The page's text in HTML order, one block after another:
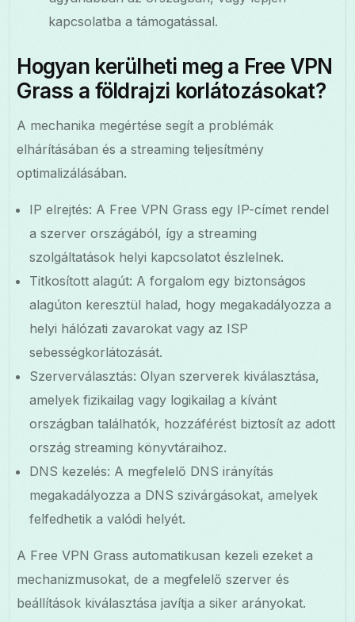
kapcsolatba a támogatással.
Hogyan kerülheti meg a Free VPN
Grass a földrajzi korlátozásokat?
A mechanika megértése segít a problémák
elhárításában és a streaming teljesítmény
optimalizálásában.
IP elrejtés: A Free VPN Grass egy IP-címet rendel
a szerver országából, így a streaming
szolgáltatások helyi kapcsolatot észlelnek.
Titkosított alagút: A forgalom egy biztonságos
alagúton keresztül halad, hogy megakadályozza a
helyi hálózati zavarokat vagy az ISP
sebességkorlátozását.
Szerverválasztás: Olyan szerverek kiválasztása,
amelyek fizikailag vagy logikailag a kívánt
országban találhatók, hozzáférést biztosít az adott
ország streaming könyvtáraihoz.
DNS kezelés: A megfelelő DNS irányítás
megakadályozza a DNS szivárgásokat, amelyek
felfedhetik a valódi helyét.
A Free VPN Grass automatikusan kezeli ezeket a
mechanizmusokat, de a megfelelő szerver és
beállítások kiválasztása javítja a siker arányokat.